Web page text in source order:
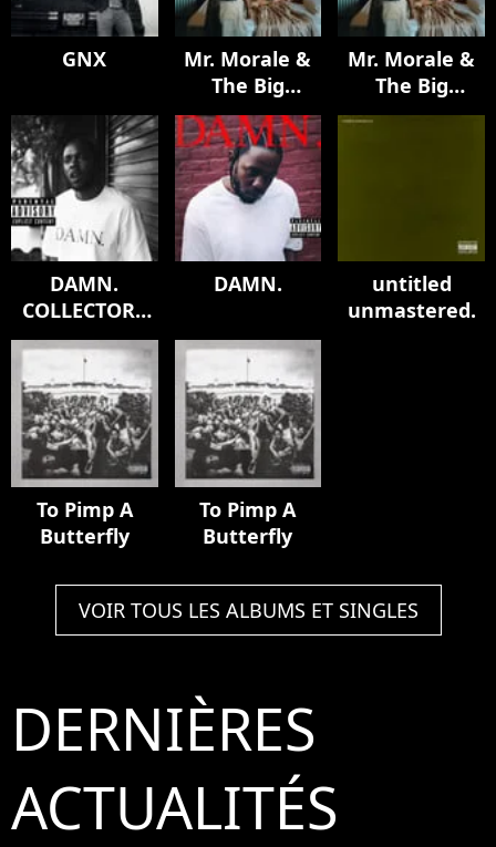
GNX
Mr. Morale &
The Big
Steppers
Mr. Morale &
The Big
Steppers
DAMN.
COLLECTORS
EDITION.
DAMN.
untitled
unmastered.
To Pimp A
Butterfly
To Pimp A
Butterfly
VOIR TOUS LES ALBUMS ET SINGLES
DERNIÈRES
ACTUALITÉS